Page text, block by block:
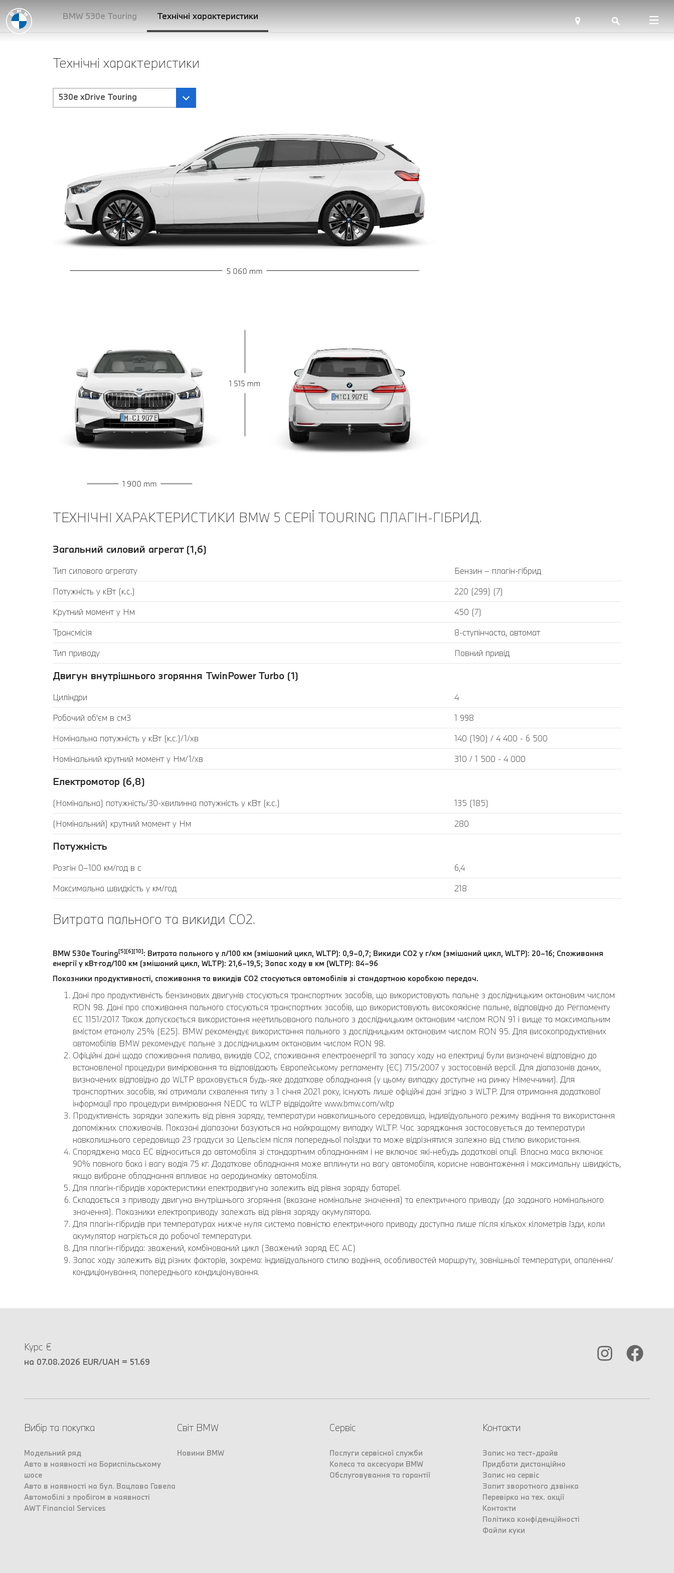
BMW 530e Touring Технічні характеристики
Технічні характеристики
530e xDrive Touring
ТЕХНІЧНІ ХАРАКТЕРИСТИКИ BMW 5 СЕРІЇ TOURING ПЛАГІН-ГІБРИД.
Загальний силовий агрегат (1,6)
Тип силового агрегату
Бензин – плагін-гібрид
Потужність у кВт (к.с.)
220 (299) (7)
Крутний момент у Нм
450 (7)
Трансмісія
8-ступінчаста, автомат
Тип приводу
Повний привід
Двигун внутрішнього згоряння TwinPower Turbo (1)
Циліндри
4
Робочий об'єм в см3
1 998
Номінальна потужність у кВт (к.с.)/1/хв
140 (190) / 4 400 - 6 500
Номінальний крутний момент у Нм/1/хв
310 / 1 500 - 4 000
Електромотор (6,8)
(Номінальна) потужність/30-хвилинна потужність у кВт (к.с.)
135 (185)
(Номінальний) крутний момент у Нм
280
Потужність
Розгін 0–100 км/год в с
6,4
Максимальна швидкість у км/год
218
Витрата пального та викиди CO2.
BMW 530e Touring[5][6][10]: Витрата пального у л/100 км (змішаний цикл, WLTP): 0,9–0,7; Викиди CO2 у г/км (змішаний цикл, WLTP): 20–16; Споживання
енергії у кВт⋅год/100 км (змішаний цикл, WLTP): 21,6–19,5; Запас ходу в км (WLTP): 84–96
Показники продуктивності, споживання та викидів CO2 стосуються автомобілів зі стандартною коробкою передач.
Дані про продуктивність бензинових двигунів стосуються транспортних засобів, що використовують пальне з дослідницьким октановим числом
RON 98. Дані про споживання пального стосуються транспортних засобів, що використовують високоякісне пальне, відповідно до Регламенту
ЄС 1151/2017. Також допускається використання неетильованого пального з дослідницьким октановим числом RON 91 і вище та максимальним
вмістом етанолу 25% (E25). BMW рекомендує використання пального з дослідницьким октановим числом RON 95. Для високопродуктивних
автомобілів BMW рекомендує пальне з дослідницьким октановим числом RON 98.
Офіційні дані щодо споживання палива, викидів CO2, споживання електроенергії та запасу ходу на електриці були визначені відповідно до
встановленої процедури вимірювання та відповідають Європейському регламенту (ЄС) 715/2007 у застосовній версії. Для діапазонів даних,
визначених відповідно до WLTP враховується будь-яке додаткове обладнання (у цьому випадку доступне на ринку Німеччини). Для
транспортних засобів, які отримали схвалення типу з 1 січня 2021 року, існують лише офіційні дані згідно з WLTP. Для отримання додаткової
інформації про процедури вимірювання NEDC та WLTP відвідайте www.bmw.com/wltp
Продуктивність зарядки залежить від рівня заряду, температури навколишнього середовища, індивідуального режиму водіння та використання
допоміжних споживачів. Показані діапазони базуються на найкращому випадку WLTP. Час заряджання застосовується до температури
навколишнього середовища 23 градуси за Цельсієм після попередньої поїздки та може відрізнятися залежно від стилю використання.
Споряджена маса EC відноситься до автомобіля зі стандартним обладнанням і не включає які-небудь додаткові опції. Власна маса включає
90% повного бака і вагу водія 75 кг. Додаткове обладнання може вплинути на вагу автомобіля, корисне навантаження і максимальну швидкість,
якщо вибране обладнання впливає на аеродинаміку автомобіля.
Для плагін-гібридів характеристики електродвигуна залежить від рівня заряду батареї.
Складається з приводу двигуна внутрішнього згоряння (вказане номінальне значення) та електричного приводу (до заданого номінального
значення). Показники електроприводу залежать від рівня заряду акумулятора.
Для плагін-гібридів при температурах нижче нуля система повністю електричного приводу доступна лише після кількох кілометрів їзди, коли
акумулятор нагріється до робочої температури.
Для плагін-гібрида: зважений, комбінований цикл (Зважений заряд EC AC)
Запас ходу залежить від різних факторів, зокрема: індивідуального стилю водіння, особливостей маршруту, зовнішньої температури, опалення/
кондиціонування, попереднього кондиціонування.
Курс €
на 07.08.2026 EUR/UAH = 51.69
Вибір та покупка
Модельний ряд
Авто в наявності на Бориспільському
шосе
Авто в наявності на бул. Вацлава Гавела
Автомобілі з пробігом в наявності
AWT Financial Services
Світ BMW
Новини BMW
Сервіс
Послуги сервісної служби
Колеса та аксесуари BMW
Обслуговування та гарантії
Контакти
Запис на тест-драйв
Придбати дистанційно
Запис на сервіс
Запит зворотного дзвінка
Перевірка на тех. акції
Контакти
Політика конфіденційності
Файли куки